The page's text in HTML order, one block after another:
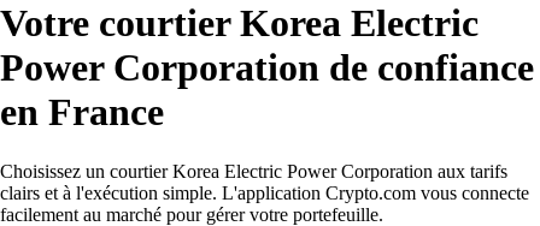
Votre courtier Korea Electric
Power Corporation de confiance
en France
Choisissez un courtier Korea Electric Power Corporation aux tarifs
clairs et à l'exécution simple. L'application Crypto.com vous connecte
facilement au marché pour gérer votre portefeuille.